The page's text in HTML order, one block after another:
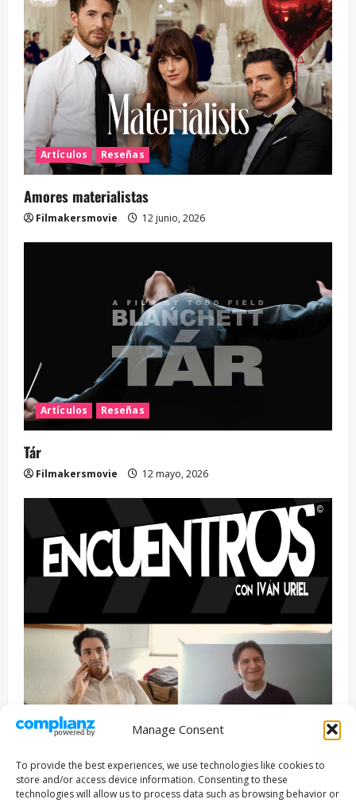
Manage Consent
To provide the best experiences, we use technologies like cookies to
store and/or access device information. Consenting to these
technologies will allow us to process data such as browsing behavior or
Artículos Reseñas
Amores materialistas
Filmakersmovie 12 junio, 2026
Artículos Reseñas
Tár
Filmakersmovie 12 mayo, 2026
Entrevista Series
ENCUENTROS CON IVÁN URIEL T3E22: JUAN PATRICIO
RIVEROLL